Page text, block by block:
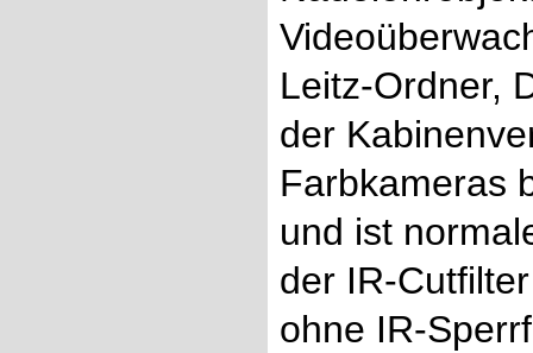
Leitz-Ordner,
der
Farbkameras
und ist
der IR-
ohne IR-